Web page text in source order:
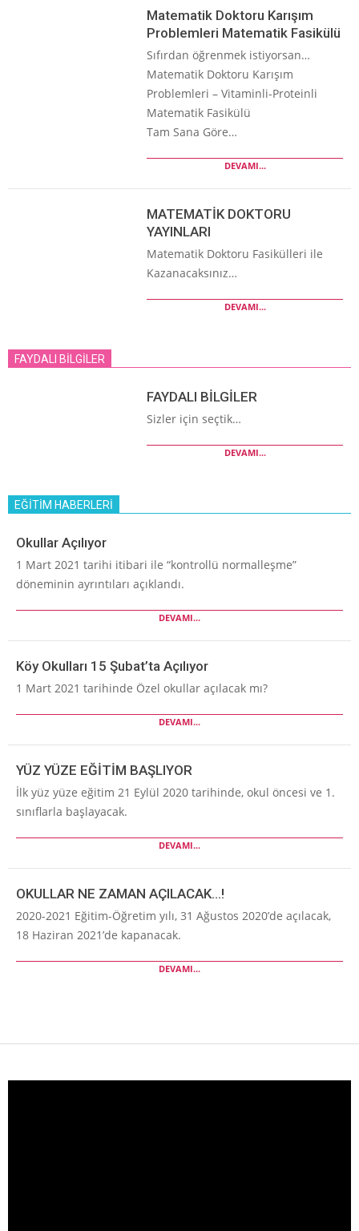
Matematik Doktoru Karışım
Problemleri Matematik Fasikülü
Sıfırdan öğrenmek istiyorsan…
Matematik Doktoru Karışım
Problemleri – Vitaminli-Proteinli
Matematik Fasikülü
Tam Sana Göre…
DEVAMI...
MATEMATİK DOKTORU
YAYINLARI
Matematik Doktoru Fasikülleri ile
Kazanacaksınız…
DEVAMI...
FAYDALI BİLGİLER
FAYDALI BİLGİLER
Sizler için seçtik…
DEVAMI...
EĞİTİM HABERLERİ
Okullar Açılıyor
1 Mart 2021 tarihi itibari ile “kontrollü normalleşme”
döneminin ayrıntıları açıklandı.
DEVAMI...
Köy Okulları 15 Şubat’ta Açılıyor
1 Mart 2021 tarihinde Özel okullar açılacak mı?
DEVAMI...
YÜZ YÜZE EĞİTİM BAŞLIYOR
İlk yüz yüze eğitim 21 Eylül 2020 tarihinde, okul öncesi ve 1.
sınıflarla başlayacak.
DEVAMI...
OKULLAR NE ZAMAN AÇILACAK…!
2020-2021 Eğitim-Öğretim yılı, 31 Ağustos 2020’de açılacak,
18 Haziran 2021’de kapanacak.
DEVAMI...